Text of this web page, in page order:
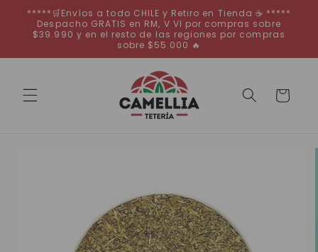
directamente
al contenido
*****🛒Envíos a todo CHILE y Retiro en Tienda ☕ *****
Despacho GRATIS en RM, V VI por compras sobre
$39.990 y en el resto de las regiones por compras
sobre $55.000 🔥
Carrito